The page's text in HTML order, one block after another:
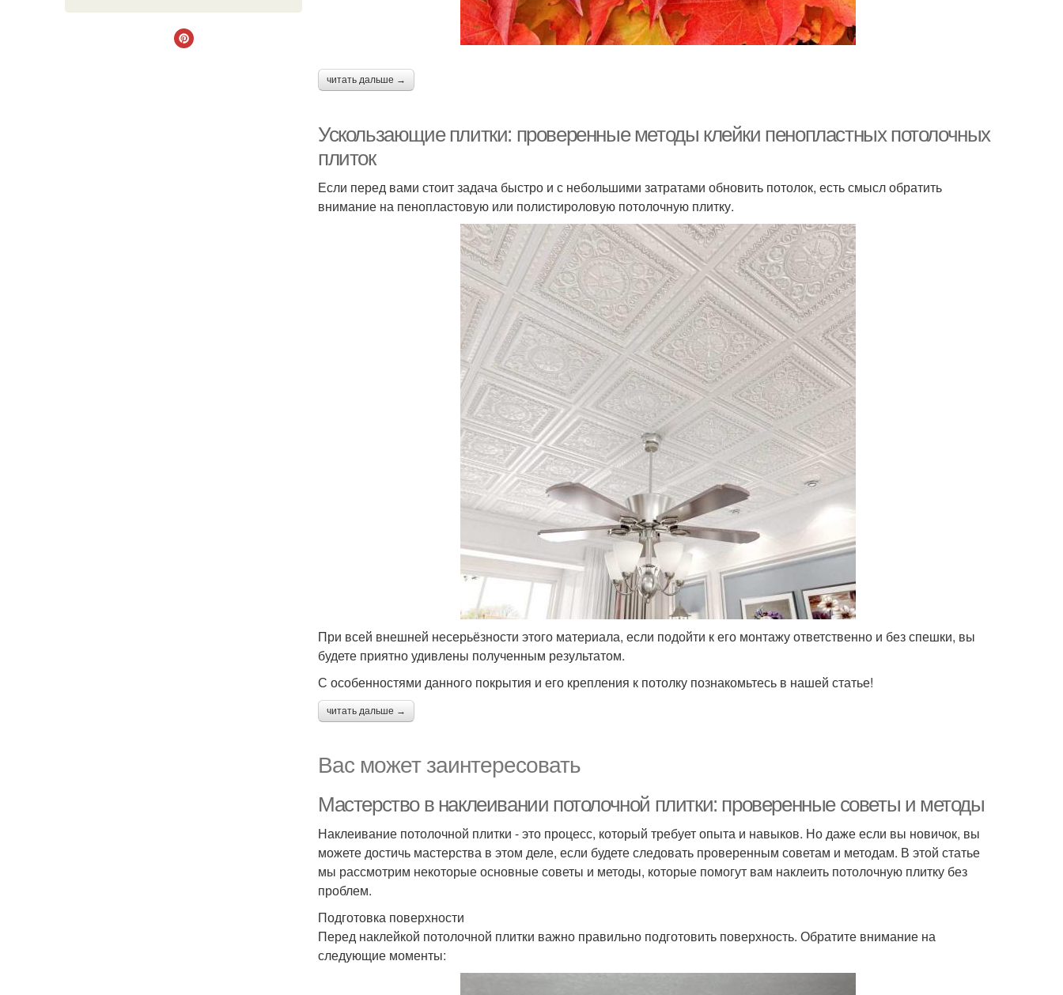
читать дальше →
Ускользающие плитки: проверенные методы клейки пенопластных потолочных
плиток
Если перед вами стоит задача быстро и с небольшими затратами обновить потолок, есть смысл обратить
внимание на пенопластовую или полистироловую потолочную плитку.
При всей внешней несерьёзности этого материала, если подойти к его монтажу ответственно и без спешки, вы
будете приятно удивлены полученным результатом.
С особенностями данного покрытия и его крепления к потолку познакомьтесь в нашей статье!
читать дальше →
Вас может заинтересовать
Мастерство в наклеивании потолочной плитки: проверенные советы и методы
Наклеивание потолочной плитки - это процесс, который требует опыта и навыков. Но даже если вы новичок, вы
можете достичь мастерства в этом деле, если будете следовать проверенным советам и методам. В этой статье
мы рассмотрим некоторые основные советы и методы, которые помогут вам наклеить потолочную плитку без
проблем.
Подготовка поверхности
Перед наклейкой потолочной плитки важно правильно подготовить поверхность. Обратите внимание на
следующие моменты: